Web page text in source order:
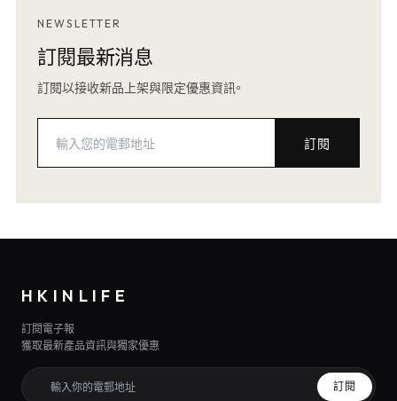
NEWSLETTER
訂閱最新消息
訂閱以接收新品上架與限定優惠資訊。
訂閱
HKINLIFE
訂閱電子報
獲取最新產品資訊與獨家優惠
訂閱